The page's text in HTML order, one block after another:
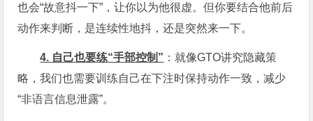
也会“故意抖一下”，让你以为他很虚。但你要结合他前后
动作来判断，是连续性地抖，还是突然来一下。
4. 自己也要练“手部控制” ：就像GTO讲究隐藏策
略，我们也需要训练自己在下注时保持动作一致，减少
“非语言信息泄露”。